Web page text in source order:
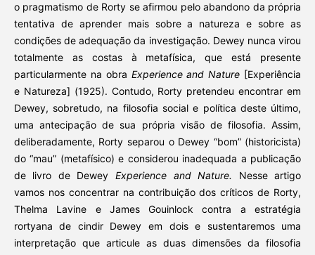
o pragmatismo de Rorty se afirmou pelo abandono da própria
tentativa de aprender mais sobre a natureza e sobre as
condições de adequação da investigação. Dewey nunca virou
totalmente as costas à metafísica, que está presente
particularmente na obra Experience and Nature [Experiência
e Natureza] (1925). Contudo, Rorty pretendeu encontrar em
Dewey, sobretudo, na filosofia social e política deste último,
uma antecipação de sua própria visão de filosofia. Assim,
deliberadamente, Rorty separou o Dewey “bom” (historicista)
do “mau” (metafísico) e considerou inadequada a publicação
de livro de Dewey Experience and Nature. Nesse artigo
vamos nos concentrar na contribuição dos críticos de Rorty,
Thelma Lavine e James Gouinlock contra a estratégia
rortyana de cindir Dewey em dois e sustentaremos uma
interpretação que articule as duas dimensões da filosofia